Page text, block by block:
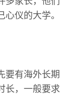
仪的大学。
要有海外长期
长，一般要求